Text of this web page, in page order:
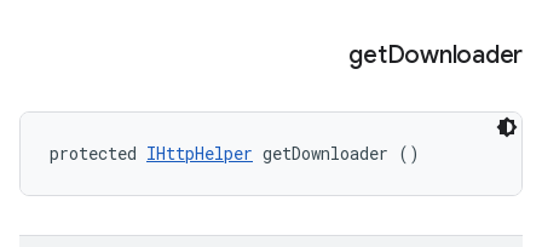
getDownloader
protected IHttpHelper getDownloader ()